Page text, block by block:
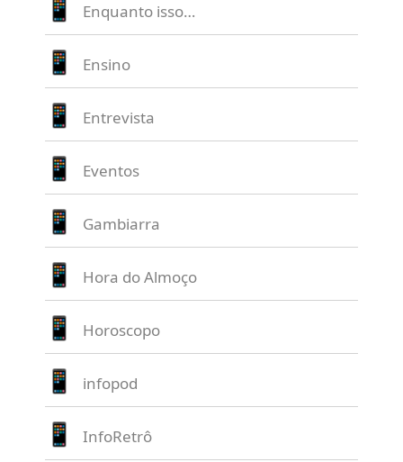
Enquanto isso…
Ensino
Entrevista
Eventos
Gambiarra
Hora do Almoço
Horoscopo
infopod
InfoRetrô